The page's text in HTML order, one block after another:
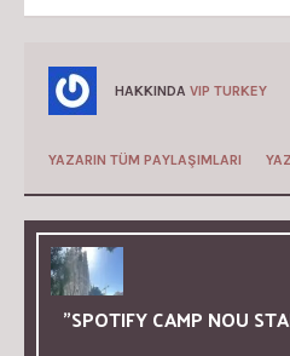
HAKKINDA VIP TURKEY
YAZARIN TÜM PAYLAŞIMLARI
”SPOTIFY CAMP NOU